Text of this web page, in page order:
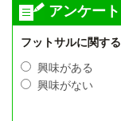
アンケート
フットサルに関す
興味がある
興味がない